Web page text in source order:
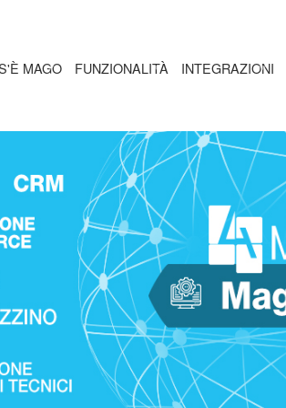
MAGO
MAGOWEB
FUNZIONALITÀ
AREA VENDITA - ACQUISTI
AREA MAGAZZINO - LOGISTICA
AREA PRODUZIONE
INTEGRAZIONI
E-COMMERCE